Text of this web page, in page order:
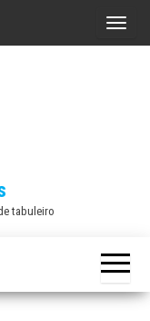
A
a
v
tabuleiro